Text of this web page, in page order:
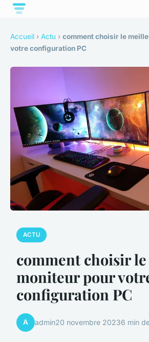
Accueil › Actu › comment choisir le
votre configuration PC
ACTU
comment choisir
moniteur pour
configuration PC
A admin20 novembre 20236 min